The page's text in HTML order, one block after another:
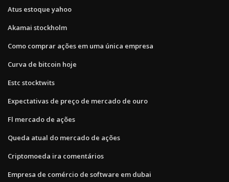
Atus estoque yahoo
Akamai stockholm
Como comprar ações em uma única empresa
Curva de bitcoin hoje
Estc stocktwits
Expectativas de preço de mercado de ouro
Fl mercado de ações
Queda atual do mercado de ações
Criptomoeda ira comentários
Empresa de comércio de software em dubai